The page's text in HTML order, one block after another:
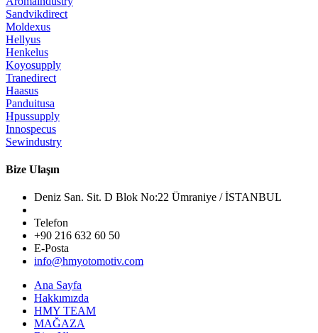
Sandvikdirect
Moldexus
Hellyus
Henkelus
Koyosupply
Tranedirect
Haasus
Panduitusa
Hpussupply
Innospecus
Sewindustry
Bize Ulaşın
Deniz San. Sit. D Blok No:22 Ümraniye / İSTANBUL
Telefon
+90 216 632 60 50
E-Posta
info@hmyotomotiv.com
Ana Sayfa
Hakkımızda
HMY TEAM
MAĞAZA